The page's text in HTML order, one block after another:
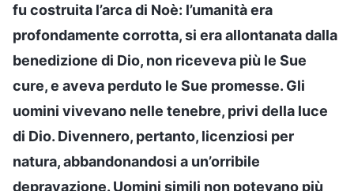
fu costruita l’arca di Noè: l’umanità era
profondamente corrotta, si era allontanata dalla
benedizione di Dio, non riceveva più le Sue
cure, e aveva perduto le Sue promesse. Gli
uomini vivevano nelle tenebre, privi della luce
di Dio. Divennero, pertanto, licenziosi per
natura, abbandonandosi a un’orribile
depravazione. Uomini simili non potevano più